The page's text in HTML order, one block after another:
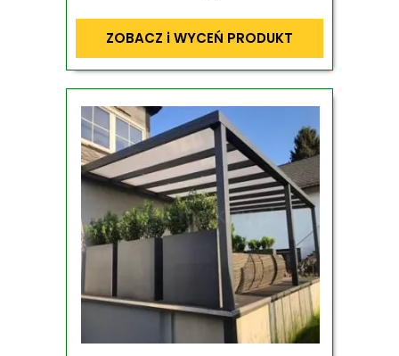
ZOBACZ i WYCEŃ PRODUKT